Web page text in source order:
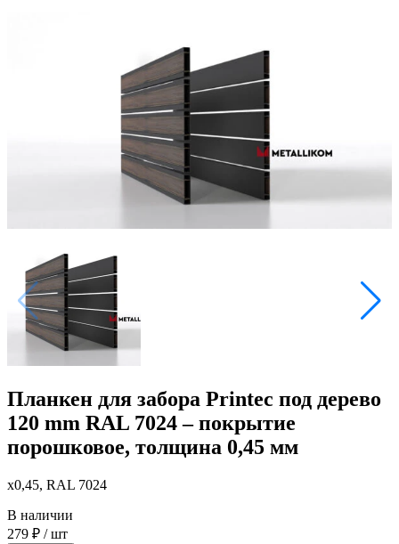
Планкен для забора Printec под дерево
120 mm RAL 7024 – покрытие
порошковое, толщина 0,45 мм
x0,45, RAL 7024
В наличии
279 ₽ / шт